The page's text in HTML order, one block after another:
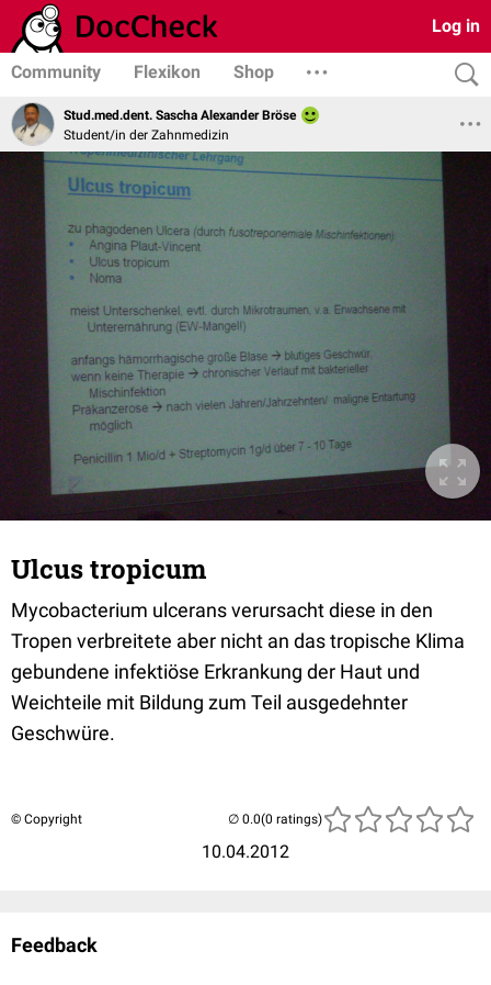
Log in
Community Flexikon Shop
Stud.med.dent. Sascha Alexander Bröse
Student/in der Zahnmedizin
Ulcus tropicum
Mycobacterium ulcerans verursacht diese in den
Tropen verbreitete aber nicht an das tropische Klima
gebundene infektiöse Erkrankung der Haut und
Weichteile mit Bildung zum Teil ausgedehnter
Geschwüre.
© Copyright
10.04.2012
(0 ratings)
Feedback